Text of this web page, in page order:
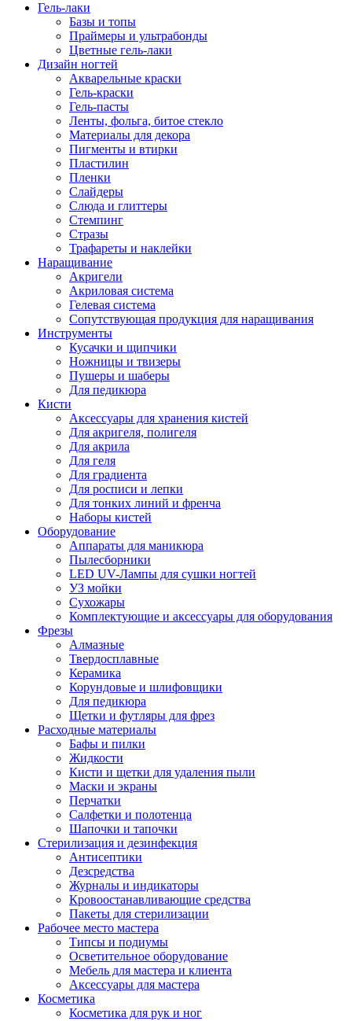
Гель-лаки
Базы и топы
Праймеры и ультрабонды
Цветные гель-лаки
Дизайн ногтей
Акварельные краски
Гель-краски
Гель-пасты
Ленты, фольга, битое стекло
Материалы для декора
Пигменты и втирки
Пластилин
Пленки
Слайдеры
Слюда и глиттеры
Стемпинг
Стразы
Трафареты и наклейки
Наращивание
Акригели
Акриловая система
Гелевая система
Сопутствующая продукция для наращивания
Инструменты
Кусачки и щипчики
Ножницы и твизеры
Пушеры и шаберы
Для педикюра
Кисти
Аксессуары для хранения кистей
Для акригеля, полигеля
Для акрила
Для геля
Для градиента
Для росписи и лепки
Для тонких линий и френча
Наборы кистей
Оборудование
Аппараты для маникюра
Пылесборники
LED UV-Лампы для сушки ногтей
УЗ мойки
Сухожары
Комплектующие и аксессуары для оборудования
Фрезы
Алмазные
Твердосплавные
Керамика
Корундовые и шлифовщики
Для педикюра
Щетки и футляры для фрез
Расходные материалы
Бафы и пилки
Жидкости
Кисти и щетки для удаления пыли
Маски и экраны
Перчатки
Салфетки и полотенца
Шапочки и тапочки
Стерилизация и дезинфекция
Антисептики
Дезсредства
Журналы и индикаторы
Кровоостанавливающие средства
Пакеты для стерилизации
Рабочее место мастера
Типсы и подиумы
Осветительное оборудование
Мебель для мастера и клиента
Аксессуары для мастера
Косметика
Косметика для рук и ног